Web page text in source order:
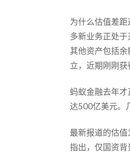
为什么估值差
多新业务正处
其他资产包括
立，近期刚刚获
蚂蚁金融去年
达500亿美元。
最新报道的估
指出，仅国资背